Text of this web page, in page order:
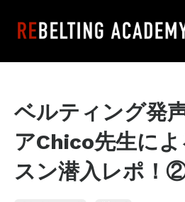
ベルティング発
アChico先生に
スン潜入レポ！